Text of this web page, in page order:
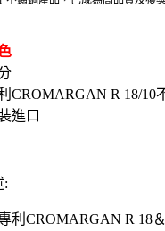
CROMARGAN R 18/10
進口
:
利CROMARGAN R 18